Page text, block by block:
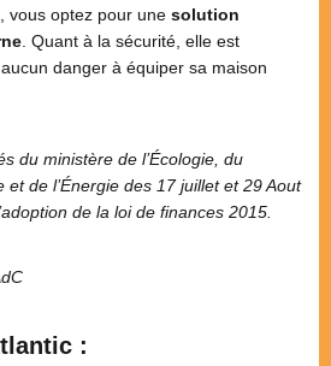
vous optez pour une solution
. Quant à la sécurité, elle est
danger à équiper sa maison
du ministère de l’Écologie, du
de l’Énergie des 17 juillet et 29 Aout
de la loi de finances 2015.
: